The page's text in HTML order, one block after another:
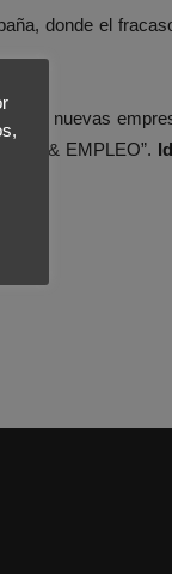
donde el
nuevas
& EMPLEO”.